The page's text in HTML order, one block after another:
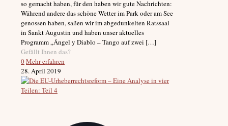
so gemacht haben, für den haben wir gute Nachrichten:
Während andere das schöne Wetter im Park oder am See
genossen haben, saßen wir im abgedunkelten Ratssaal
in Sankt Augustin und haben unser aktuelles
Programm „Ángel y Diablo – Tango auf zwei […]
Gefällt Ihnen das?
0Mehr erfahren
28. April 2019